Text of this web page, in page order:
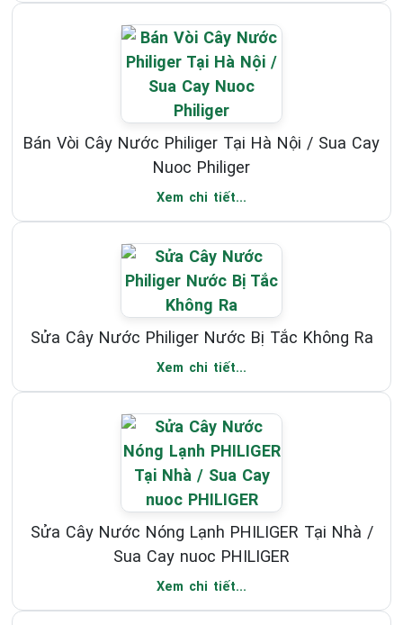
Bán Vòi Cây Nước Philiger Tại Hà Nội / Sua Cay
Nuoc Philiger
Xem chi tiết...
Sửa Cây Nước Philiger Nước Bị Tắc Không Ra
Xem chi tiết...
Sửa Cây Nước Nóng Lạnh PHILIGER Tại Nhà /
Sua Cay nuoc PHILIGER
Xem chi tiết...